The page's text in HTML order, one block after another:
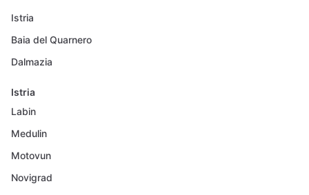
Istria
Baia del Quarnero
Dalmazia
Istria
Labin
Medulin
Motovun
Novigrad